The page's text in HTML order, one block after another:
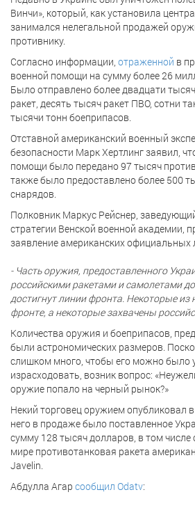
Винчи», который, как установила
занимался нелегальной продажей
противнику.
Согласно информации, отраженной в
военной помощи на сумму более 26
Было отправлено более двадцати
ракет, десять тысяч ракет ПВО, сотни
тысячи тонн боеприпасов.
Отставной американский военный
безопасности Марк Хертлинг заявил,
помощи было передано 97 тысяч
также было предоставлено более 500
снарядов.
Полковник Маркус Рейснер,
стратегии Венской военной академии,
заявление американских официальных
- Часть оружия, предоставленного
российскими ракетами и самолетами
достигнут линии фронта. Некоторые из
фронте, а некоторые захвачены
Количества оружия и боеприпасов,
были астрономических размеров.
слишком много, чтобы его можно было
израсходовать, возник вопрос:
оружие попало на черный рынок?»
Некий торговец оружием опубликовал
него в продаже было поставленное
сумму 128 тысяч долларов, в том
мире противотанковая ракета
Javelin.
Абдулла Агар сообщил Odatv: